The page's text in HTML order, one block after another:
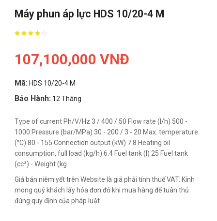
Máy phun áp lực HDS 10/20-4 M
107,100,000 VNĐ
Mã: HDS 10/20-4 M
Bảo Hành: 12 Tháng
Type of current Ph/V/Hz 3 / 400 / 50 Flow rate (l/h) 500 -
1000 Pressure (bar/MPa) 30 - 200 / 3 - 20 Max. temperature
(°C) 80 - 155 Connection output (kW) 7.8 Heating oil
consumption, full load (kg/h) 6.4 Fuel tank (l) 25 Fuel tank
(cc³) - Weight (kg
Giá bán niêm yết trên Website là giá phải tính thuế VAT. Kính
mong quý khách lấy hóa đơn đỏ khi mua hàng để tuân thủ
đúng quy định của pháp luật